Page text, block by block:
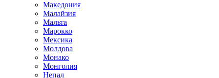
Македония
Малайзия
Мальта
Марокко
Мексика
Молдова
Монако
Монголия
Непал